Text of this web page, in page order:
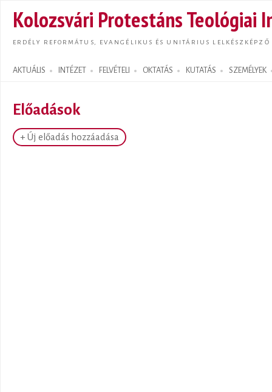
Kolozsvári Protestáns Teológiai
ERDÉLY REFORMÁTUS, EVANGÉLIKUS ÉS UNITÁRIUS LELKÉSZKÉPZŐ
AKTUÁLIS INTÉZET FELVÉTELI OKTATÁS KUTATÁS SZEMÉLYEK
Search form
Előadások
+ Új előadás hozzáadása